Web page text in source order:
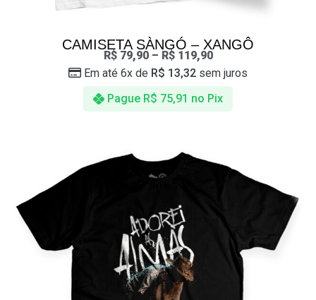
CAMISETA SÀNGÓ – XANGÔ
R$79,90– R$119,90
Pague R$ 75,91 no Pix
Em até 6x de R$ 13,32 sem juros